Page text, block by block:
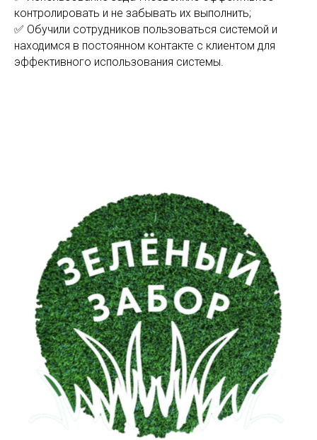
контролировать и не забывать их выполнить;
✅ Обучили сотрудников пользоваться системой и
находимся в постоянном контакте с клиентом для
эффективного использования системы.